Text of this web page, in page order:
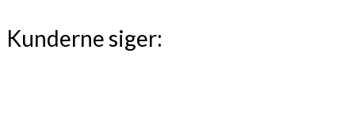
Kunderne siger: